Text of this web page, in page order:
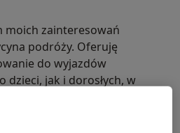
moich zainteresowań
podróży. Oferuję
do wyjazdów
dzieci, jak i dorosłych, w
o odmiennych warunkach
obejmujące: